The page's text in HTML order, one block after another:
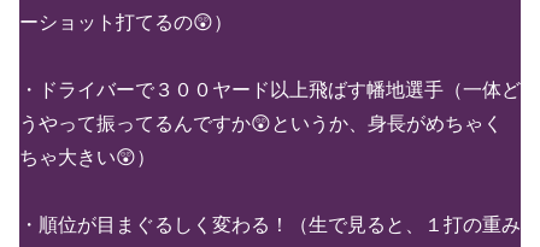
ーショット打てるの😲）
・ドライバーで３００ヤード以上飛ばす幡地選手（一体ど
うやって振ってるんですか😲というか、身長がめちゃく
ちゃ大きい😲）
・順位が目まぐるしく変わる！（生で見ると、１打の重み